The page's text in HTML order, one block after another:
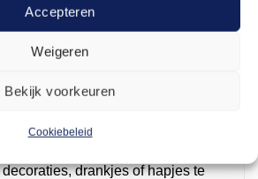
Accepteren
Weigeren
Bekijk voorkeuren
Cookiebeleid
passen bij verschillende thema’s
chique uitstraling.
wat zorgt voor veelzijdigheid in je
drankjes of hapjes te